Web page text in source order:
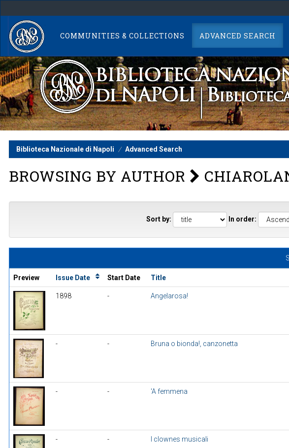
navigation
COMMUNITIES & COLLECTIONS ADVANCED SEARCH
Biblioteca Nazionale di Napoli Advanced Search
BROWSING BY AUTHOR
Sort by: In order:
Preview Issue Date Start Date Title
1898 - Angelarosa!
- - Bruna o bionda!, canzonetta
- - 'A femmena
- - I clownes musicali